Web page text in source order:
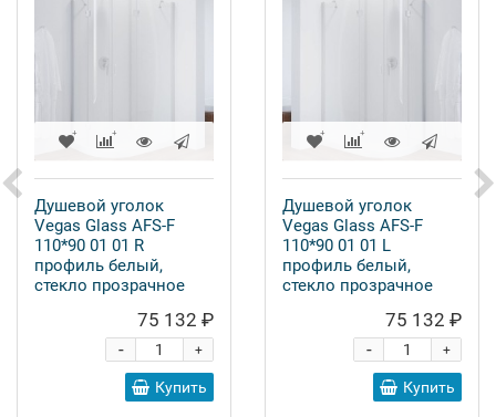
Душевой уголок
Vegas Glass AFS-F
110*90 01 01 R
профиль белый,
стекло прозрачное
75 132 ₽
+
-
Купить
Душевой уголок
Vegas Glass AFS-F
110*90 01 01 L
профиль белый,
стекло прозрачное
75 132 ₽
+
-
Купить